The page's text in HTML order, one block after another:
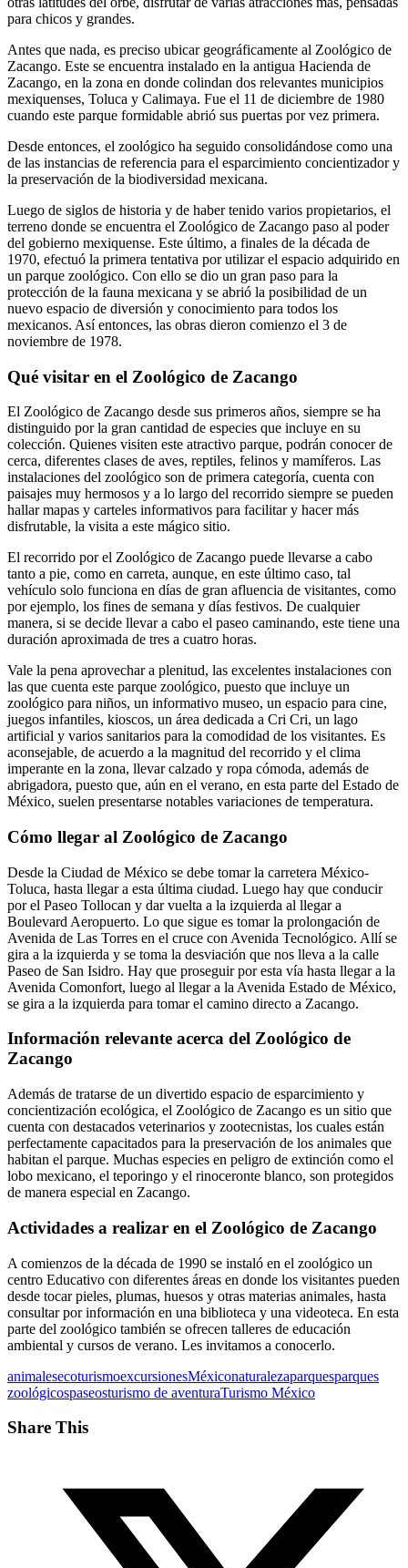
para chicos y grandes.
Antes que nada, es preciso ubicar geográficamente al Zoológico de
Zacango. Este se encuentra instalado en la antigua Hacienda de
Zacango, en la zona en donde colindan dos relevantes municipios
mexiquenses, Toluca y Calimaya. Fue el 11 de diciembre de 1980
cuando este parque formidable abrió sus puertas por vez primera.
Desde entonces, el zoológico ha seguido consolidándose como una
de las instancias de referencia para el esparcimiento concientizador y
la preservación de la biodiversidad mexicana.
Luego de siglos de historia y de haber tenido varios propietarios, el
terreno donde se encuentra el Zoológico de Zacango paso al poder
del gobierno mexiquense. Este último, a finales de la década de
1970, efectuó la primera tentativa por utilizar el espacio adquirido en
un parque zoológico. Con ello se dio un gran paso para la
protección de la fauna mexicana y se abrió la posibilidad de un
nuevo espacio de diversión y conocimiento para todos los
mexicanos. Así entonces, las obras dieron comienzo el 3 de
noviembre de 1978.
Qué visitar en el Zoológico de Zacango
El Zoológico de Zacango desde sus primeros años, siempre se ha
distinguido por la gran cantidad de especies que incluye en su
colección. Quienes visiten este atractivo parque, podrán conocer de
cerca, diferentes clases de aves, reptiles, felinos y mamíferos. Las
instalaciones del zoológico son de primera categoría, cuenta con
paisajes muy hermosos y a lo largo del recorrido siempre se pueden
hallar mapas y carteles informativos para facilitar y hacer más
disfrutable, la visita a este mágico sitio.
El recorrido por el Zoológico de Zacango puede llevarse a cabo
tanto a pie, como en carreta, aunque, en este último caso, tal
vehículo solo funciona en días de gran afluencia de visitantes, como
por ejemplo, los fines de semana y días festivos. De cualquier
manera, si se decide llevar a cabo el paseo caminando, este tiene una
duración aproximada de tres a cuatro horas.
Vale la pena aprovechar a plenitud, las excelentes instalaciones con
las que cuenta este parque zoológico, puesto que incluye un
zoológico para niños, un informativo museo, un espacio para cine,
juegos infantiles, kioscos, un área dedicada a Cri Cri, un lago
artificial y varios sanitarios para la comodidad de los visitantes. Es
aconsejable, de acuerdo a la magnitud del recorrido y el clima
imperante en la zona, llevar calzado y ropa cómoda, además de
abrigadora, puesto que, aún en el verano, en esta parte del Estado de
México, suelen presentarse notables variaciones de temperatura.
Cómo llegar al Zoológico de Zacango
Desde la Ciudad de México se debe tomar la carretera México-
Toluca, hasta llegar a esta última ciudad. Luego hay que conducir
por el Paseo Tollocan y dar vuelta a la izquierda al llegar a
Boulevard Aeropuerto. Lo que sigue es tomar la prolongación de
Avenida de Las Torres en el cruce con Avenida Tecnológico. Allí se
gira a la izquierda y se toma la desviación que nos lleva a la calle
Paseo de San Isidro. Hay que proseguir por esta vía hasta llegar a la
Avenida Comonfort, luego al llegar a la Avenida Estado de México,
se gira a la izquierda para tomar el camino directo a Zacango.
Información relevante acerca del Zoológico de
Zacango
Además de tratarse de un divertido espacio de esparcimiento y
concientización ecológica, el Zoológico de Zacango es un sitio que
cuenta con destacados veterinarios y zootecnistas, los cuales están
perfectamente capacitados para la preservación de los animales que
habitan el parque. Muchas especies en peligro de extinción como el
lobo mexicano, el teporingo y el rinoceronte blanco, son protegidos
de manera especial en Zacango.
Actividades a realizar en el Zoológico de Zacango
A comienzos de la década de 1990 se instaló en el zoológico un
centro Educativo con diferentes áreas en donde los visitantes pueden
desde tocar pieles, plumas, huesos y otras materias animales, hasta
consultar por información en una biblioteca y una videoteca. En esta
parte del zoológico también se ofrecen talleres de educación
ambiental y cursos de verano. Les invitamos a conocerlo.
animalesecoturismoexcursionesMéxiconaturalezaparquesparques
zoológicospaseosturismo de aventuraTurismo México
Share This